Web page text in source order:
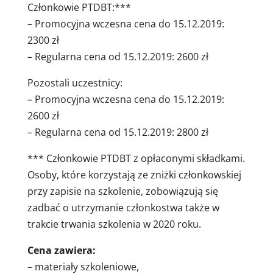
Członkowie PTDBT:***
– Promocyjna wczesna cena do 15.12.2019:
2300 zł
– Regularna cena od 15.12.2019: 2600 zł
Pozostali uczestnicy:
– Promocyjna wczesna cena do 15.12.2019:
2600 zł
– Regularna cena od 15.12.2019: 2800 zł
*** Członkowie PTDBT z opłaconymi składkami.
Osoby, które korzystają ze zniżki członkowskiej
przy zapisie na szkolenie, zobowiązują się
zadbać o utrzymanie członkostwa także w
trakcie trwania szkolenia w 2020 roku.
Cena zawiera:
– materiały szkoleniowe,